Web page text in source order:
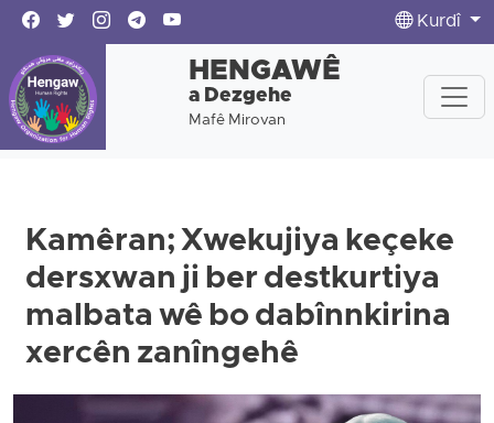
Kurdî
HENGAWÊ
a Dezgehe
Mafê Mirovan
Kamêran; Xwekujiya keçeke
dersxwan ji ber destkurtiya
malbata wê bo dabînnkirina
xercên zanîngehê